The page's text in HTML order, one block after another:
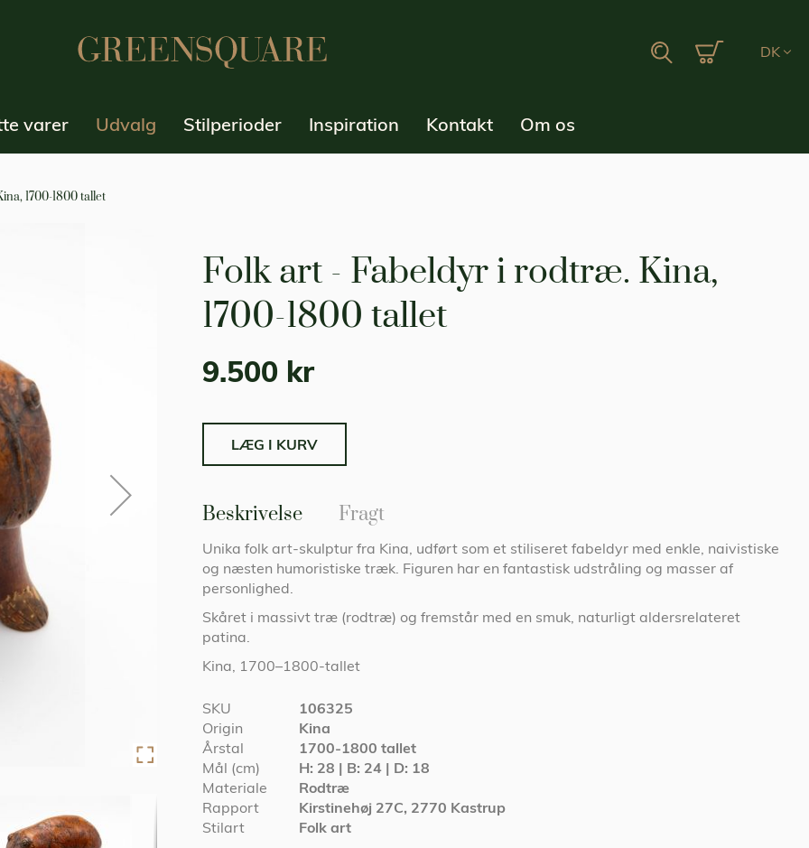
Search Min DK
varer Udvalg Stilperioder Inspiration Kontakt Om os
1700-1800 tallet
Folk art - Fabeldyr i rodtræ. Kina,
1700-1800 tallet
9.500 kr
LÆG I KURV
Beskrivelse
Unika folk art-skulptur fra Kina, udført som et stiliseret fabeldyr med enkle, naivistiske
og næsten humoristiske træk. Figuren har en fantastisk udstråling og masser af
personlighed.
Skåret i massivt træ (rodtræ) og fremstår med en smuk, naturligt aldersrelateret
patina.
Kina, 1700–1800-tallet
Specifikationer
SKU
106325
Origin
Kina
Årstal
1700-1800 tallet
Mål (cm)
H: 28 | B: 24 | D: 18
Materiale
Rodtræ
Rapport
Kirstinehøj 27C, 2770 Kastrup
Stilart
Folk art
Fragt